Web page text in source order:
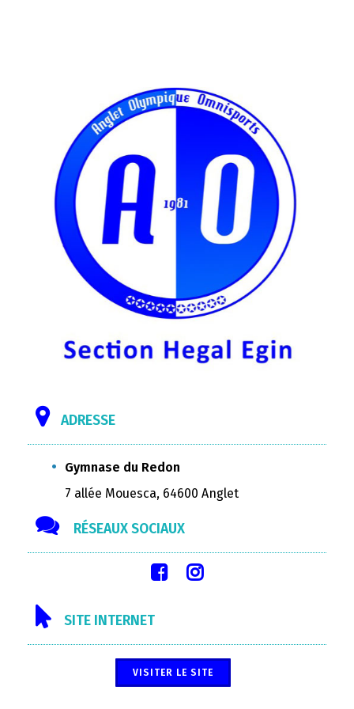
ADRESSE
Gymnase du Redon
7 allée Mouesca, 64600 Anglet
RÉSEAUX SOCIAUX
SITE INTERNET
VISITER LE SITE